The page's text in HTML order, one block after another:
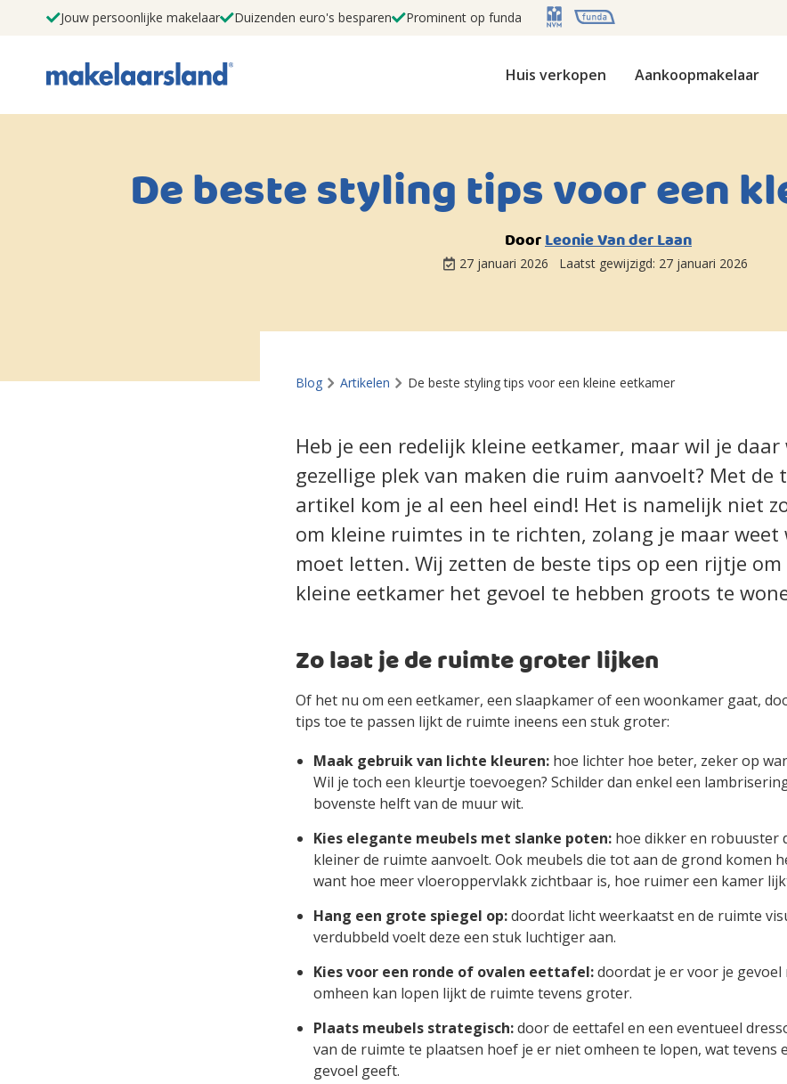
Jouw persoonlijke makelaar Duizenden euro's besparen Prominent op funda
Huis verkopen Aankoopmakelaar
De beste styling tips voor een
DoorLeonie Van der Laan
27 januari 2026 Laatst gewijzigd: 27 januari 2026
Blog Artikelen De beste styling tips voor een kleine eetkamer
Heb je een redelijk kleine eetkamer, maar wil je daar
gezellige plek van maken die ruim aanvoelt? Met de
artikel kom je al een heel eind! Het is namelijk niet
om kleine ruimtes in te richten, zolang je maar weet
moet letten. Wij zetten de beste tips op een rijtje om
kleine eetkamer het gevoel te hebben groots te
Zo laat je de ruimte groter lijken
Of het nu om een eetkamer, een slaapkamer of een woonkamer gaat,
tips toe te passen lijkt de ruimte ineens een stuk groter:
Maak gebruik van lichte kleuren: hoe lichter hoe beter, zeker op
Wil je toch een kleurtje toevoegen? Schilder dan enkel een
bovenste helft van de muur wit.
Kies elegante meubels met slanke poten: hoe dikker en robuuster
kleiner de ruimte aanvoelt. Ook meubels die tot aan de grond komen
want hoe meer vloeroppervlakk zichtbaar is, hoe ruimer een kamer
Hang een grote spiegel op:doordat licht weerkaatst en de ruimte
verdubbeld voelt deze een stuk luchtiger aan.
Kies voor een ronde of ovalen eettafel:doordat je er voor je
omheen kan lopen lijkt de ruimte tevens groter.
Plaats meubels strategisch:door de eettafel en een eventueel
van de ruimte te plaatsen hoef je er niet omheen te lopen, wat tevens
gevoel geeft.